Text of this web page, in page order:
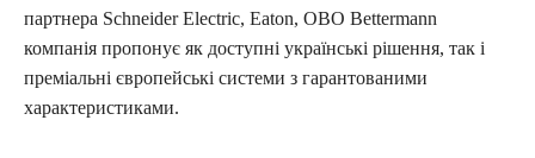
партнера Schneider Electric, Eaton, OBO Bettermann
компанія пропонує як доступні українські рішення, так і
преміальні європейські системи з гарантованими
характеристиками.